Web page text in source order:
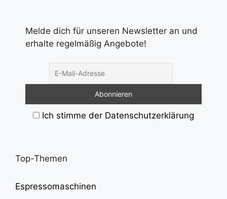
Melde dich für unseren Newsletter an und
erhalte regelmäßig Angebote!
Ich stimme der Datenschutzerklärung
Top-Themen
Espressomaschinen